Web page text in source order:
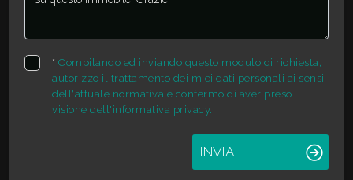
*Compilando ed inviando questo modulo di richiesta,
autorizzo il trattamento dei miei dati personali ai sensi
dell'attuale normativa e confermo di aver preso
visione dell'informativa privacy.
INVIA